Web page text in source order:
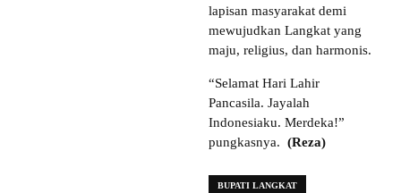
lapisan masyarakat demi
mewujudkan Langkat yang
maju, religius, dan harmonis.
“Selamat Hari Lahir
Pancasila. Jayalah
Indonesiaku. Merdeka!”
pungkasnya. (Reza)
BUPATI LANGKAT